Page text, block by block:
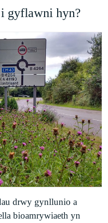
gyflawni hyn?
drwy gynllunio a
bioamrywiaeth yn